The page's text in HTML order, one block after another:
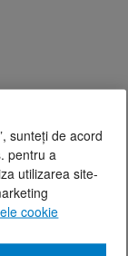
sunteți de acord
pentru a
utilizarea site-
cookie